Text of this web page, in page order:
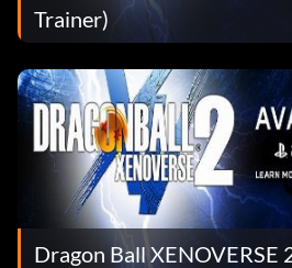
Trainer)
Dragon Ball XENOVERSE